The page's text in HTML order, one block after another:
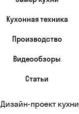
Кухонная техника
Производство
Видеообзоры
Статьи
Дизайн-проект кухни